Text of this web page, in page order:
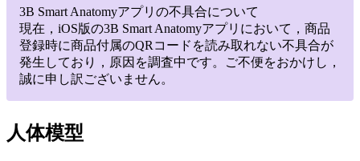
3B Smart Anatomyアプリの不具合について
現在，iOS版の3B Smart Anatomyアプリにおいて，商品
登録時に商品付属のQRコードを読み取れない不具合が
発生しており，原因を調査中です。ご不便をおかけし，
誠に申し訳ございません。
人体模型